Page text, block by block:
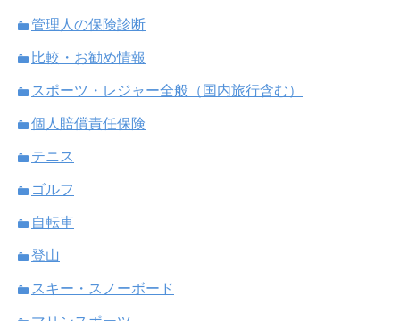
管理人の保険診断
比較・お勧め情報
スポーツ・レジャー全般（国内旅行含む）
個人賠償責任保険
テニス
ゴルフ
自転車
登山
スキー・スノーボード